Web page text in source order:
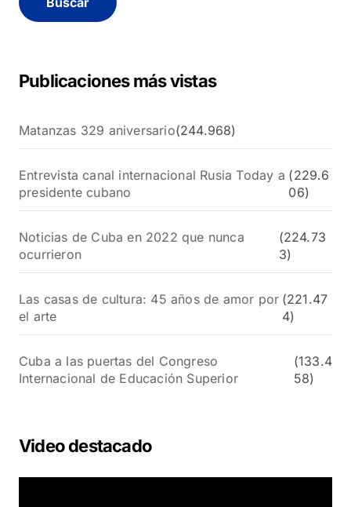
a
Publicaciones más vistas
Matanzas 329 aniversario(244.968)
Entrevista canal internacional Rusia Today a
presidente cubano
(229.6
06)
Noticias de Cuba en 2022 que nunca
ocurrieron
(224.73
3)
Las casas de cultura: 45 años de amor por
el arte
(221.47
4)
Cuba a las puertas del Congreso
Internacional de Educación Superior
(133.4
58)
Video destacado